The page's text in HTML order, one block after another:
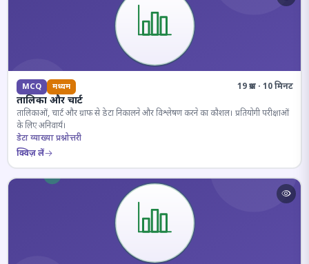
MCQ मध्यम 19 प्रश्न · 10 मिनट
तालिका और चार्ट
तालिकाओं, चार्ट और ग्राफ से डेटा निकालने और विश्लेषण करने का कौशल। प्रतियोगी परीक्षाओं
के लिए अनिवार्य।
डेटा व्याख्या प्रश्नोत्तरी
क्विज़ लें